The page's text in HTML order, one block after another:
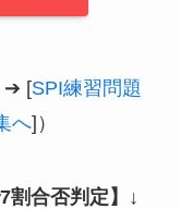
➔ [SPI練習問題
へ]）
割合否判定】 ↓